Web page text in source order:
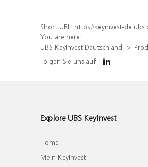
Short URL: https://keyinvest-de.ubs.com/produkt/detail/index/
You are here:
UBS KeyInvest Deutschland
Folgen Sie uns auf
Explore UBS KeyInvest
Home
Mein KeyInvest